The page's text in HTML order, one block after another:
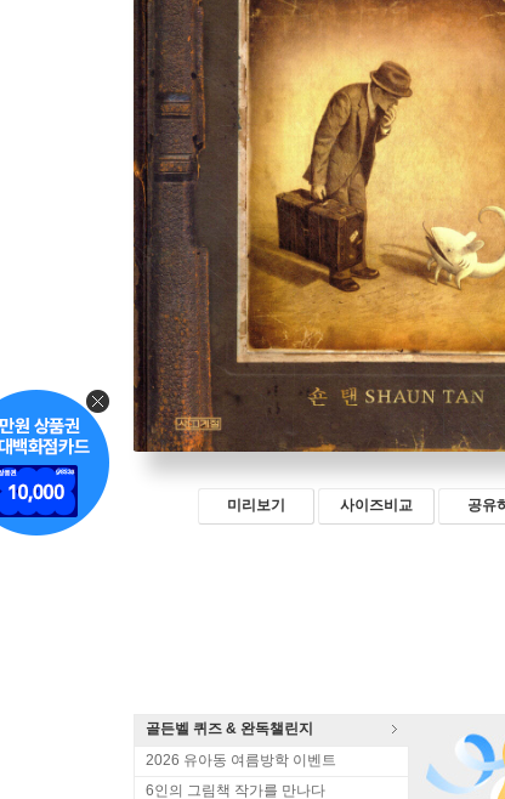
미리보기 사이즈비교 공유
골든벨 퀴즈 & 완독챌린지
2026 유아동 여름방학 이벤트
6인의 그림책 작가를 만나다